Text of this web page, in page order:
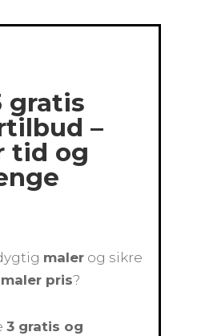
gratis
–
tid og
maler og sikre
maler pris?
3 gratis og